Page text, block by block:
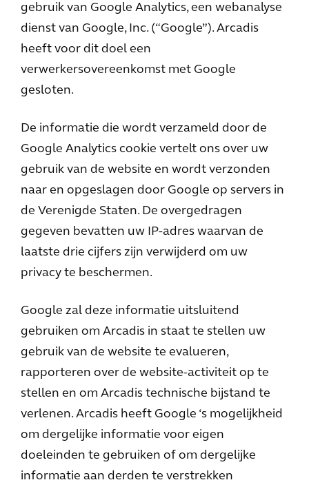
gebruik van Google Analytics, een webanalyse
dienst van Google, Inc. (“Google”). Arcadis
heeft voor dit doel een
verwerkersovereenkomst met Google
gesloten.
De informatie die wordt verzameld door de
Google Analytics cookie vertelt ons over uw
gebruik van de website en wordt verzonden
naar en opgeslagen door Google op servers in
de Verenigde Staten. De overgedragen
gegeven bevatten uw IP-adres waarvan de
laatste drie cijfers zijn verwijderd om uw
privacy te beschermen.
Google zal deze informatie uitsluitend
gebruiken om Arcadis in staat te stellen uw
gebruik van de website te evalueren,
rapporteren over de website-activiteit op te
stellen en om Arcadis technische bijstand te
verlenen. Arcadis heeft Google ‘s mogelijkheid
om dergelijke informatie voor eigen
doeleinden te gebruiken of om dergelijke
informatie aan derden te verstrekken